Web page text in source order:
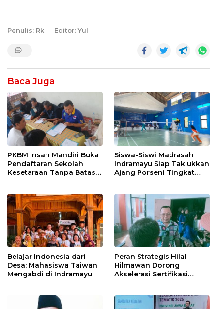
Penulis: Rk Editor: Yul
Baca Juga
PKBM Insan Mandiri Buka
Pendaftaran Sekolah
Kesetaraan Tanpa Batas
Siswa-Siswi Madrasah
Indramayu Siap Taklukkan
Ajang Porseni Tingkat
Belajar Indonesia dari
Desa: Mahasiswa Taiwan
Mengabdi di Indramayu
Peran Strategis Hilal
Hilmawan Dorong
Akselerasi Sertifikasi
Indramayu